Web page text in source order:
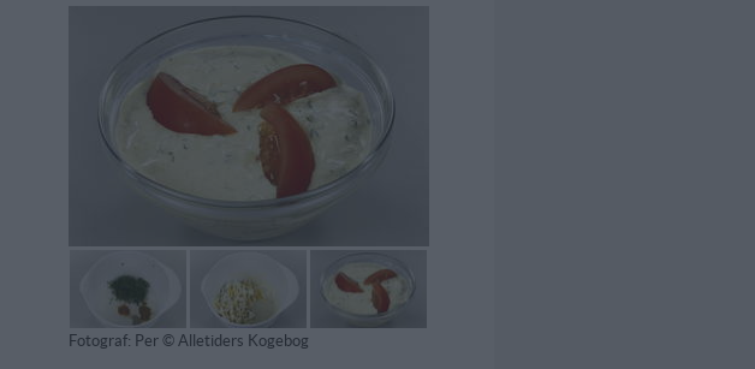
Fotograf: Per © Alletiders Kogebog